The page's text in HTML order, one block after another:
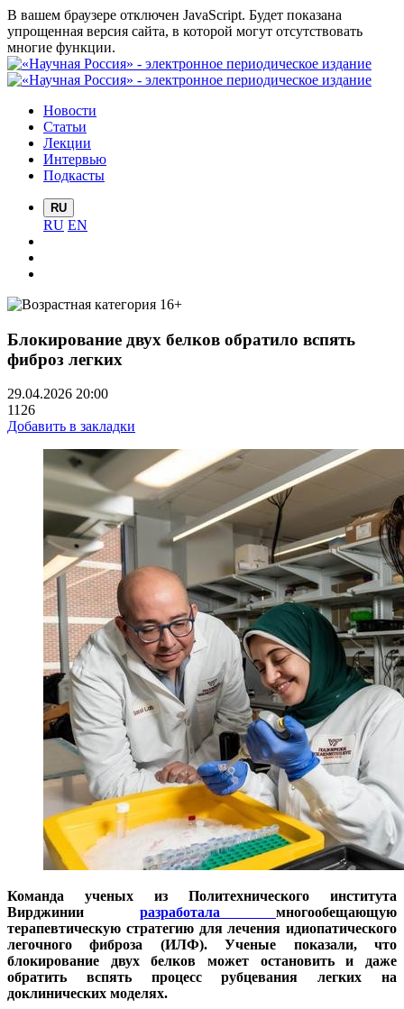
В вашем браузере отключен JavaScript. Будет показана
упрощенная версия сайта, в которой могут отсутствовать
многие функции.
Новости
Статьи
Лекции
Интервью
Подкасты
RU
RU EN
Блокирование двух белков обратило вспять
фиброз легких
29.04.2026 20:00
1126
Добавить в закладки
Команда ученых из Политехнического института
Вирджинии разработала многообещающую
терапевтическую стратегию для лечения идиопатического
легочного фиброза (ИЛФ). Ученые показали, что
блокирование двух белков может остановить и даже
обратить вспять процесс рубцевания легких на
доклинических моделях.